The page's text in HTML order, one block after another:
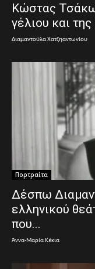
Κώστας
γέλιου και
Διαμαντούλα Χατζηαντωνίου
Πορτραίτα
Δέσπω
ελληνικού
που...
Άννα-Μαρία Κέκια